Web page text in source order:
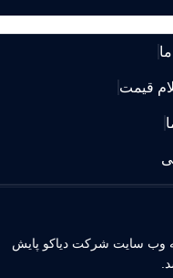
قیمت
سایت شرکت دیاکو پایش